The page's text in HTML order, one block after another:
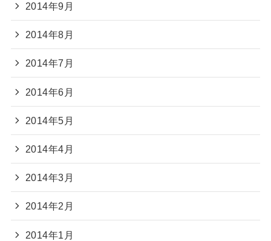
2014年9月
2014年8月
2014年7月
2014年6月
2014年5月
2014年4月
2014年3月
2014年2月
2014年1月